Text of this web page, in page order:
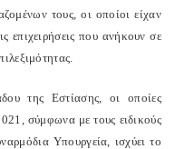
τους, οι οποίοι είχαν
επιχειρήσεις που ανήκουν σε
της Εστίασης, οι οποίες
σύμφωνα με τους ειδικούς
Υπουργεία, ισχύει το